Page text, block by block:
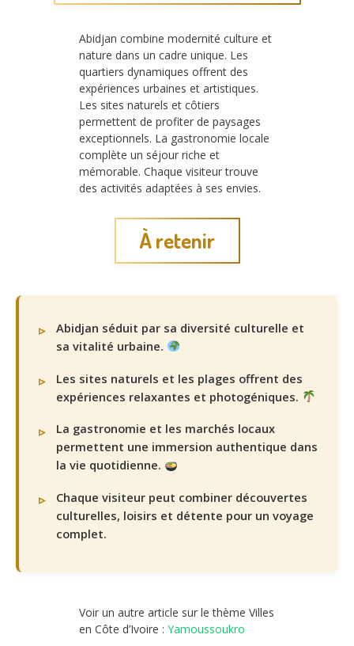
Abidjan combine modernité culture et
nature dans un cadre unique. Les
quartiers dynamiques offrent des
expériences urbaines et artistiques.
Les sites naturels et côtiers
permettent de profiter de paysages
exceptionnels. La gastronomie locale
complète un séjour riche et
mémorable. Chaque visiteur trouve
des activités adaptées à ses envies.
À retenir
Abidjan séduit par sa diversité culturelle et
sa vitalité urbaine.
Les sites naturels et les plages offrent des
expériences relaxantes et photogéniques.
La gastronomie et les marchés locaux
permettent une immersion authentique dans
la vie quotidienne.
Chaque visiteur peut combiner découvertes
culturelles, loisirs et détente pour un voyage
complet.
Voir un autre article sur le thème Villes
en Côte d’Ivoire : Yamoussoukro